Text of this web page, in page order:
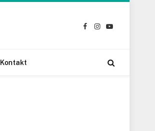
Facebook
Instagram
YouTube
Kontakt